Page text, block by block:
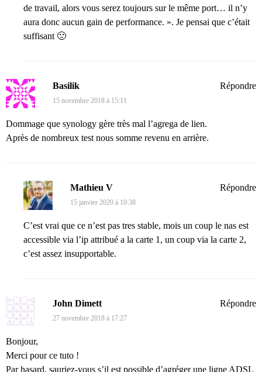
de travail, alors vous serez toujours sur le même port… il n’y
aura donc aucun gain de performance. ». Je pensai que c’était
suffisant 🙁
Basilik
15 novembre 2018 à 15:11
Dommage que synology gère très mal l’agrega de lien.
Après de nombreux test nous somme revenu en arrière.
Répondre
Mathieu V
15 janvier 2020 à 10:38
C’est vrai que ce n’est pas tres stable, mois un coup le nas est
accessible via l’ip attribué a la carte 1, un coup via la carte 2,
c’est assez insupportable.
Répondre
John Dimett
27 novembre 2018 à 17:27
Bonjour,
Merci pour ce tuto !
Par hasard, sauriez-vous s’il est possible d’agréger une ligne ADSL
Répondre